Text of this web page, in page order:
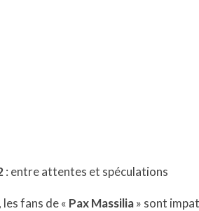
: entre attentes et spéculations
fans de « Pax Massilia» sont